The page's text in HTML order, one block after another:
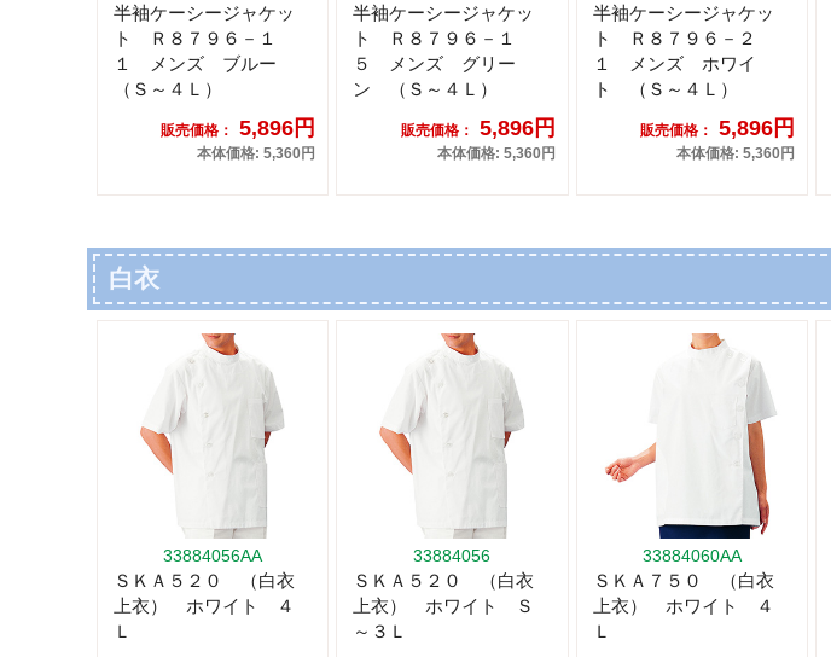
半袖ケーシージャケッ
ト Ｒ８７９６－１
１ メンズ ブルー
（Ｓ～４Ｌ）
販売価格： 5,896円
本体価格: 5,360円
半袖ケーシージャケッ
ト Ｒ８７９６－１
５ メンズ グリー
ン （Ｓ～４Ｌ）
販売価格： 5,896円
本体価格: 5,360円
半袖ケーシージャケッ
ト Ｒ８７９６－２
１ メンズ ホワイ
ト （Ｓ～４Ｌ）
販売価格： 5,896円
本体価格: 5,360円
白衣
33884056AA
ＳＫＡ５２０ （白衣
上衣） ホワイト ４
Ｌ
33884056
ＳＫＡ５２０ （白衣
上衣） ホワイト Ｓ
～３Ｌ
33884060AA
ＳＫＡ７５０ （白衣
上衣） ホワイト ４
Ｌ